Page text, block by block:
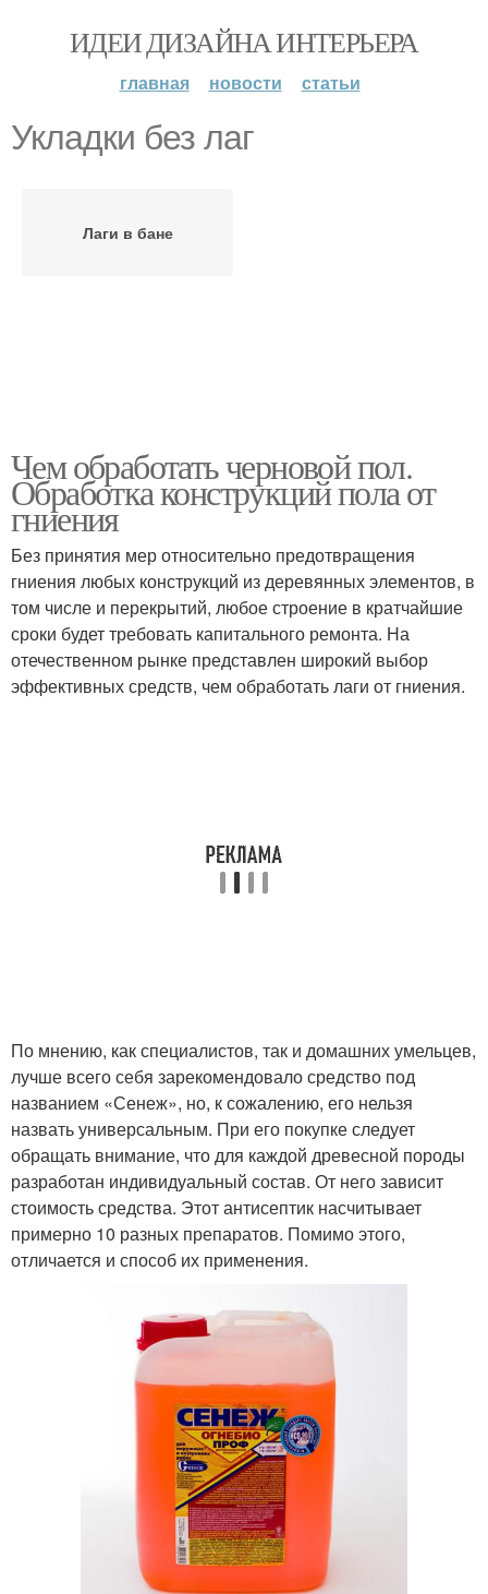
ИДЕИ ДИЗАЙНА ИНТЕРЬЕРА
главная новости статьи
Укладки без лаг
Лаги в бане
Чем обработать черновой пол.
Обработка конструкций пола от
гниения
Без принятия мер относительно предотвращения
гниения любых конструкций из деревянных элементов, в
том числе и перекрытий, любое строение в кратчайшие
сроки будет требовать капитального ремонта. На
отечественном рынке представлен широкий выбор
эффективных средств, чем обработать лаги от гниения.
По мнению, как специалистов, так и домашних умельцев,
лучше всего себя зарекомендовало средство под
названием «Сенеж», но, к сожалению, его нельзя
назвать универсальным. При его покупке следует
обращать внимание, что для каждой древесной породы
разработан индивидуальный состав. От него зависит
стоимость средства. Этот антисептик насчитывает
примерно 10 разных препаратов. Помимо этого,
отличается и способ их применения.